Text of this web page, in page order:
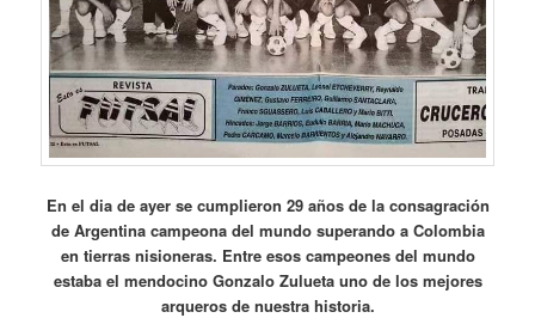
En el dia de ayer se cumplieron 29 años de la consagración
de Argentina campeona del mundo superando a Colombia
en tierras nisioneras. Entre esos campeones del mundo
estaba el mendocino Gonzalo Zulueta uno de los mejores
arqueros de nuestra historia.